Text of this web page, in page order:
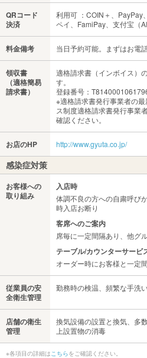
QRコード
決済
利用可 ：COIN＋、PayPay
ペイ、FamiPay、支付宝（
料金備考 当日予約可能。まずはお電
領収書
（適格簡易
請求書）
適格請求書（インボイス）
す。
登録番号：
※適格請求書発行事業者の
ス制度適格請求書発行事業
確認ください。
お店のHP http://www.gyuta.co.jp/
感染症対策
お客様への
取り組み
入店時
体調不良の方への自粛呼び
時入店お断り
客席へのご案内
席毎に一定間隔あり、他グ
テーブル/カウンターサービ
オーダー時にお客様と一定
従業員の安
全衛生管理
勤務時の検温、頻繁な手洗
店舗の衛生
管理
換気設備の設置と換気、多
上設置物の消毒
※各項目の詳細は こちらをご確認ください。